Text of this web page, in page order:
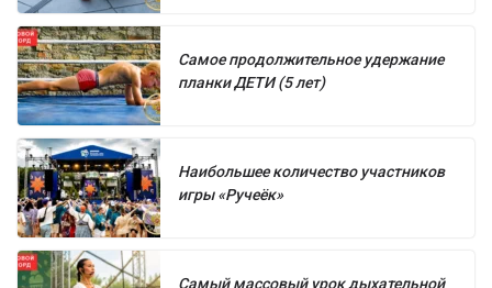
Самое продолжительное удержание
планки ДЕТИ (5 лет)
Наибольшее количество участников
игры «Ручеёк»
Самый массовый урок дыхательной